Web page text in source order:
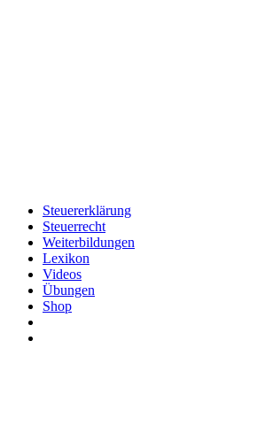
Steuererklärung
Steuerrecht
Weiterbildungen
Lexikon
Videos
Übungen
Shop